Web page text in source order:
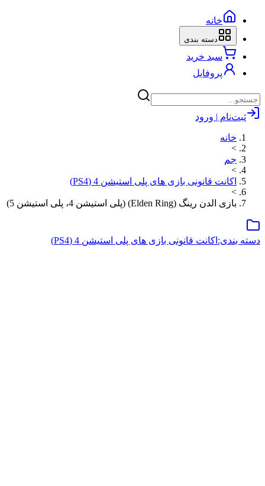
خانه
دسته بندی
سبد خرید
پروفایل
ثبت‌نام | ورود
خانه
>
جم
>
اکانت قانونی بازی های پلی استیشن 4 (PS4)
>
بازی الدن رینگ (Elden Ring) (پلی استیشن 4، پلی استیشن 5)
دسته بندی: اکانت قانونی بازی های پلی استیشن 4 (PS4)